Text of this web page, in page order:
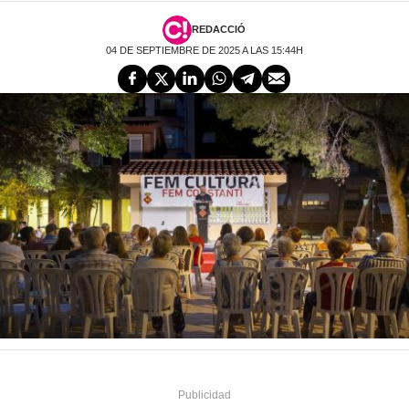
REDACCIÓ
04 DE SEPTIEMBRE DE 2025 A LAS 15:44H